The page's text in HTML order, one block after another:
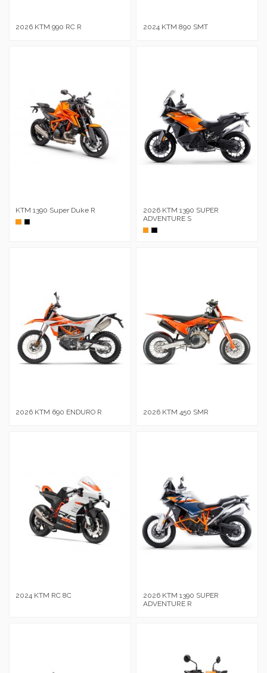
2026 KTM 990 RC R 2024 KTM 890 SMT
KTM 1390 Super Duke R
Naranja
Negro
2026 KTM 1390 SUPER
ADVENTURE S
Naranja
Negro
2026 KTM 690 ENDURO R 2026 KTM 450 SMR
2024 KTM RC 8C
2026 KTM 1390 SUPER
ADVENTURE R